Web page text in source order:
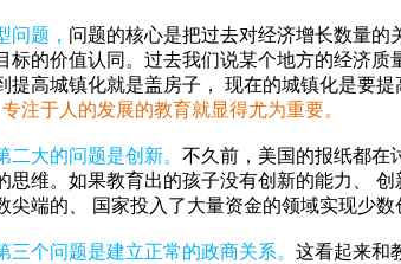
问题， 问题的核心是把过去对经济增长数量的
标的价值认同。过去我们说某个地方的经济
提高城镇化就是盖房子， 现在的城镇化是要提
注于人的发展的教育就显得尤为重要。
二大的问题是创新。 不久前，美国的报纸都在
思维。如果教育出的孩子没有创新的能力、
尖端的、 国家投入了大量资金的领域实现少
个问题是建立正常的政商关系。 这看起来和